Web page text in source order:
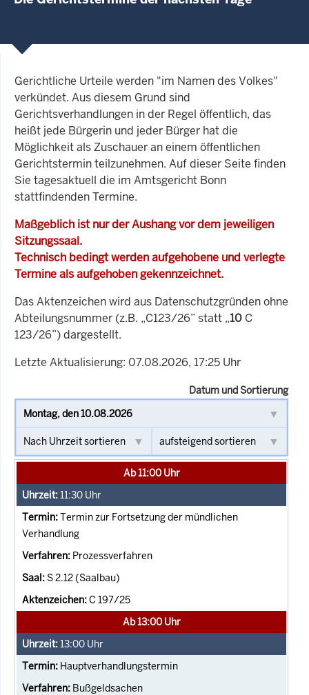
Gerichtliche Urteile werden "im Namen des Volkes"
verkündet. Aus diesem Grund sind
Gerichtsverhandlungen in der Regel öffentlich, das
heißt jede Bürgerin und jeder Bürger hat die
Möglichkeit als Zuschauer an einem öffentlichen
Gerichtstermin teilzunehmen. Auf dieser Seite finden
Sie tagesaktuell die im Amtsgericht Bonn
stattfindenden Termine.
Maßgeblich ist nur der Aushang vor dem jeweiligen
Sitzungssaal.
Technisch bedingt werden aufgehobene und verlegte
Termine als aufgehoben gekennzeichnet.
Das Aktenzeichen wird aus Datenschutzgründen ohne
Abteilungsnummer (z.B. „C123/26” statt „10 C
123/26”) dargestellt.
Letzte Aktualisierung: 07.08.2026, 17:25 Uhr
Datum und Sortierung
Ab 11:00 Uhr
11:30 Uhr
Termin zur Fortsetzung der mündlichen
Verhandlung
Prozessverfahren
S 2.12 (Saalbau)
C 197/25
Ab 13:00 Uhr
13:00 Uhr
Hauptverhandlungstermin
Bußgeldsachen